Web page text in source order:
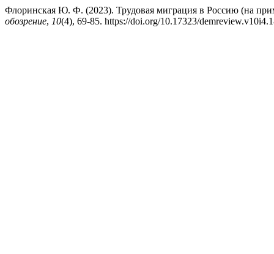
Флоринская Ю. Ф. (2023). Трудовая миграция в Россию (на
обозрение, 10(4), 69-85. https://doi.org/10.17323/